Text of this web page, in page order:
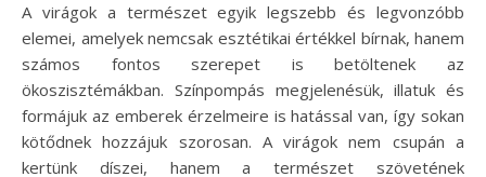
A virágok a természet egyik legszebb és legvonzóbb
elemei, amelyek nemcsak esztétikai értékkel bírnak, hanem
számos fontos szerepet is betöltenek az
ökoszisztémákban. Színpompás megjelenésük, illatuk és
formájuk az emberek érzelmeire is hatással van, így sokan
kötődnek hozzájuk szorosan. A virágok nem csupán a
kertünk díszei, hanem a természet szövetének